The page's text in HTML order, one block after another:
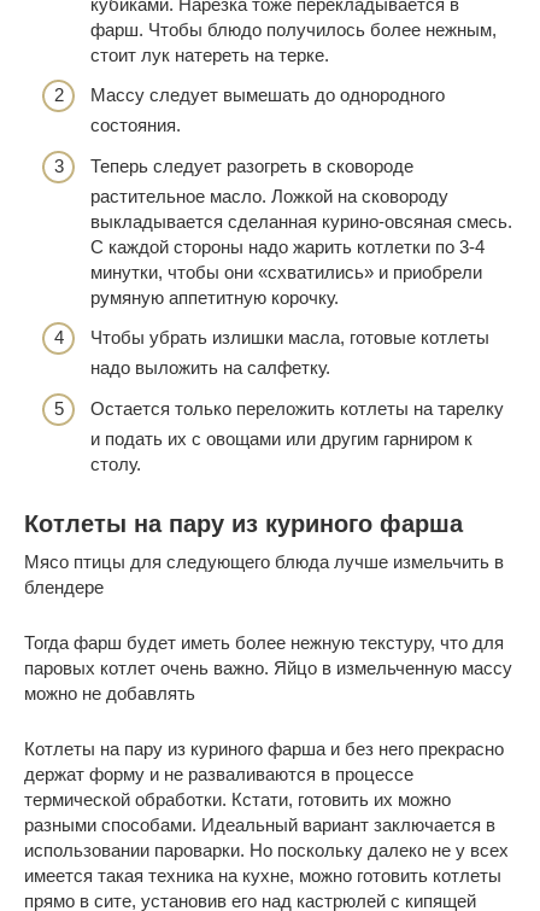
фарш. Чтобы блюдо получилось более нежным,
стоит лук натереть на терке.
Массу следует вымешать до однородного
состояния.
Теперь следует разогреть в сковороде
растительное масло. Ложкой на сковороду
выкладывается сделанная курино-овсяная смесь.
С каждой стороны надо жарить котлетки по 3-4
минутки, чтобы они «схватились» и приобрели
румяную аппетитную корочку.
Чтобы убрать излишки масла, готовые котлеты
надо выложить на салфетку.
Остается только переложить котлеты на тарелку
и подать их с овощами или другим гарниром к
столу.
Котлеты на пару из куриного фарша
Мясо птицы для следующего блюда лучше измельчить в
блендере
Тогда фарш будет иметь более нежную текстуру, что для
паровых котлет очень важно. Яйцо в измельченную массу
можно не добавлять
Котлеты на пару из куриного фарша и без него прекрасно
держат форму и не разваливаются в процессе
термической обработки. Кстати, готовить их можно
разными способами. Идеальный вариант заключается в
использовании пароварки. Но поскольку далеко не у всех
имеется такая техника на кухне, можно готовить котлеты
прямо в сите, установив его над кастрюлей с кипящей